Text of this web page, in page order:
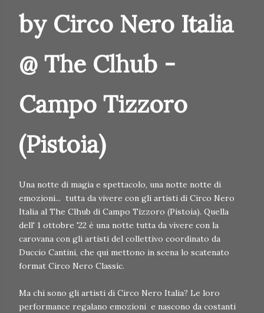
by Circo Nero Italia
@ The Clhub -
Campo Tizzoro
(Pistoia)
Una notte di magia e spettacolo, una notte notte di
emozioni... tutta da vivere con gli artisti di Circo Nero
Italia al The Clhub di Campo Tizzoro (Pistoia). Quella
dell' 1 ottobre '22 è una notte tutta da vivere con la
carovana con gli artisti del collettivo coordinato da
Duccio Cantini, che qui mettono in scena lo scatenato
format Circo Nero Classic.
Ma chi sono gli artisti di Circo Nero Italia? Le loro
performance regalano emozioni e nascono da costanti